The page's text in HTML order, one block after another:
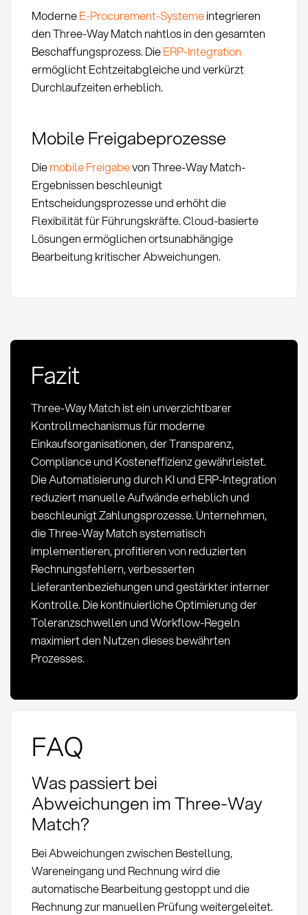
ModerneE-Procurement-Systemeintegrieren
den Three-Way Match nahtlos in den gesamten
Beschaffungsprozess. DieERP-Integration
ermöglicht Echtzeitabgleiche und verkürzt
Durchlaufzeiten erheblich.
Mobile Freigabeprozesse
Diemobile Freigabevon Three-Way Match-
Ergebnissen beschleunigt
Entscheidungsprozesse und erhöht die
Flexibilität für Führungskräfte. Cloud-basierte
Lösungen ermöglichen ortsunabhängige
Bearbeitung kritischer Abweichungen.
Fazit
Three-Way Match ist ein unverzichtbarer
Kontrollmechanismus für moderne
Einkaufsorganisationen, der Transparenz,
Compliance und Kosteneffizienz gewährleistet.
Die Automatisierung durch KI und ERP-Integration
reduziert manuelle Aufwände erheblich und
beschleunigt Zahlungsprozesse. Unternehmen,
die Three-Way Match systematisch
implementieren, profitieren von reduzierten
Rechnungsfehlern, verbesserten
Lieferantenbeziehungen und gestärkter interner
Kontrolle. Die kontinuierliche Optimierung der
Toleranzschwellen und Workflow-Regeln
maximiert den Nutzen dieses bewährten
Prozesses.
FAQ
Was passiert bei
Abweichungen im Three-Way
Match?
Bei Abweichungen zwischen Bestellung,
Wareneingang und Rechnung wird die
automatische Bearbeitung gestoppt und die
Rechnung zur manuellen Prüfung weitergeleitet.